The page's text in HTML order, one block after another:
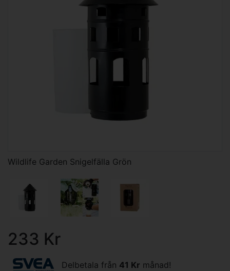
Wildlife Garden Snigelfälla Grön
233 Kr
Delbetala från 41 Kr månad!